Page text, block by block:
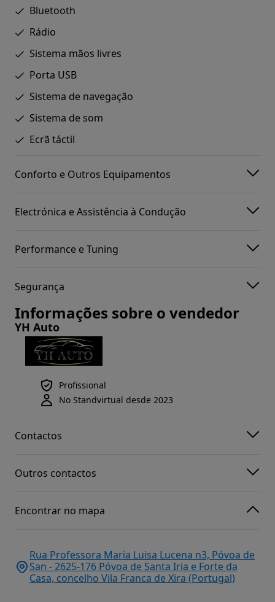
Bluetooth
Rádio
Sistema mãos livres
Porta USB
Sistema de navegação
Sistema de som
Ecrã táctil
Conforto e Outros Equipamentos
Electrónica e Assistência à Condução
Performance e Tuning
Segurança
Informações sobre o vendedor
YH Auto
Profissional
No Standvirtual desde 2023
Contactos
Outros contactos
Encontrar no mapa
Rua Professora Maria Luisa Lucena n3, Póvoa de
San - 2625-176 Póvoa de Santa Iria e Forte da
Casa, concelho Vila Franca de Xira (Portugal)